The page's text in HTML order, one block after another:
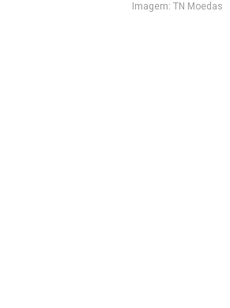
Imagem: TN Moedas